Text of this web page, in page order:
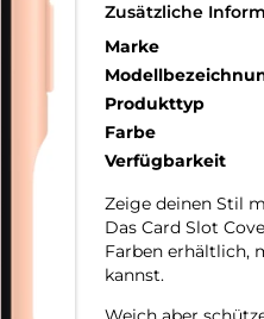
Zusätzliche
Marke
Produkttyp
Farbe
Verfügbarkeit
Zeige deinen Stil
Das Card Slot
Farben erhältlich,
kannst.